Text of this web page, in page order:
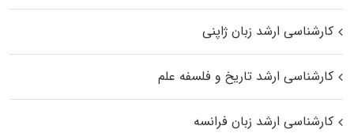
کارشناسی ارشد زبان ژاپنی
کارشناسی ارشد تاریخ و فلسفه علم
کارشناسی ارشد زبان فرانسه